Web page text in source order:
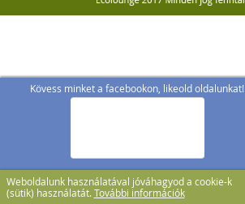
Kövess minket a facebookon, likeold oldalunkat!
Weboldalunk használatával jóváhagyod a cookie-k
(sütik) használatát. További információk